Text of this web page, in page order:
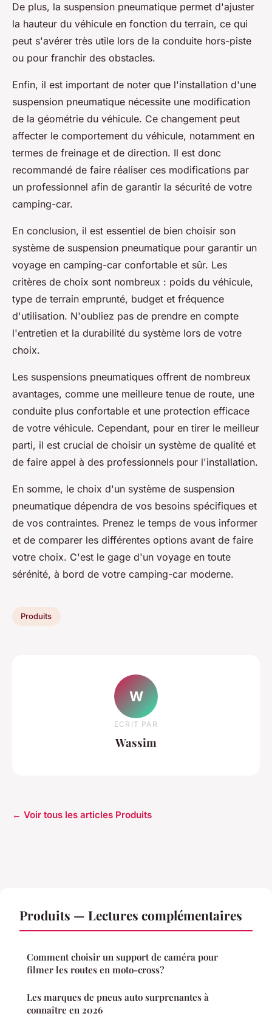
De plus, la suspension pneumatique permet d'ajuster
la hauteur du véhicule en fonction du terrain, ce qui
peut s'avérer très utile lors de la conduite hors-piste
ou pour franchir des obstacles.
Enfin, il est important de noter que l'installation d'une
suspension pneumatique nécessite une modification
de la géométrie du véhicule. Ce changement peut
affecter le comportement du véhicule, notamment en
termes de freinage et de direction. Il est donc
recommandé de faire réaliser ces modifications par
un professionnel afin de garantir la sécurité de votre
camping-car.
En conclusion, il est essentiel de bien choisir son
système de suspension pneumatique pour garantir un
voyage en camping-car confortable et sûr. Les
critères de choix sont nombreux : poids du véhicule,
type de terrain emprunté, budget et fréquence
d'utilisation. N'oubliez pas de prendre en compte
l'entretien et la durabilité du système lors de votre
choix.
Les suspensions pneumatiques offrent de nombreux
avantages, comme une meilleure tenue de route, une
conduite plus confortable et une protection efficace
de votre véhicule. Cependant, pour en tirer le meilleur
parti, il est crucial de choisir un système de qualité et
de faire appel à des professionnels pour l'installation.
En somme, le choix d'un système de suspension
pneumatique dépendra de vos besoins spécifiques et
de vos contraintes. Prenez le temps de vous informer
et de comparer les différentes options avant de faire
votre choix. C'est le gage d'un voyage en toute
sérénité, à bord de votre camping-car moderne.
Produits
W
ECRIT PAR
Wassim
← Voir tous les articles Produits
Produits — Lectures complémentaires
Comment choisir un support de caméra pour
filmer les routes en moto-cross?
Les marques de pneus auto surprenantes à
connaître en 2026